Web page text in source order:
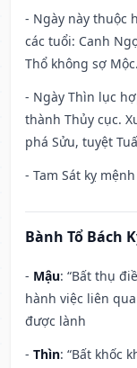
- Ngày này thuộc
các tuổi: Canh
Thổ không sợ Mộc.
- Ngày Thìn lục
thành Thủy cục.
phá Sửu, tuyệt
- Tam Sát kỵ
Bành Tổ Bách
- Mậu: “Bất thụ
hành việc liên
được lành
- Thìn: “Bất khốc